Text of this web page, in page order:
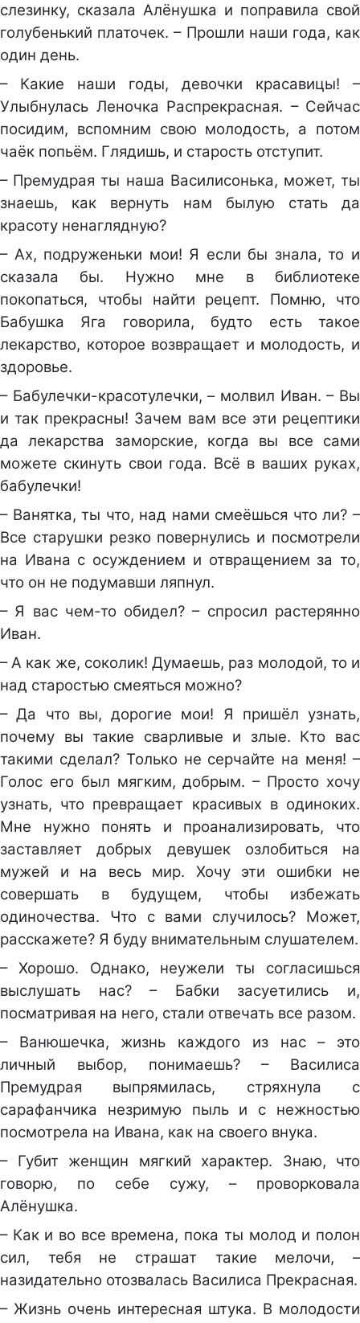
слезинку, сказала Алёнушка и поправила свой
голубенький платочек. – Прошли наши года, как
один день.
– Какие наши годы, девочки красавицы! –
Улыбнулась Леночка Распрекрасная. – Сейчас
посидим, вспомним свою молодость, а потом
чаёк попьём. Глядишь, и старость отступит.
– Премудрая ты наша Василисонька, может, ты
знаешь, как вернуть нам былую стать да
красоту ненаглядную?
– Ах, подруженьки мои! Я если бы знала, то и
сказала бы. Нужно мне в библиотеке
покопаться, чтобы найти рецепт. Помню, что
Бабушка Яга говорила, будто есть такое
лекарство, которое возвращает и молодость, и
здоровье.
– Бабулечки-красотулечки, – молвил Иван. – Вы
и так прекрасны! Зачем вам все эти рецептики
да лекарства заморские, когда вы все сами
можете скинуть свои года. Всё в ваших руках,
бабулечки!
– Ванятка, ты что, над нами смеёшься что ли? –
Все старушки резко повернулись и посмотрели
на Ивана с осуждением и отвращением за то,
что он не подумавши ляпнул.
– Я вас чем-то обидел? – спросил растерянно
Иван.
– А как же, соколик! Думаешь, раз молодой, то и
над старостью смеяться можно?
– Да что вы, дорогие мои! Я пришёл узнать,
почему вы такие сварливые и злые. Кто вас
такими сделал? Только не серчайте на меня! –
Голос его был мягким, добрым. – Просто хочу
узнать, что превращает красивых в одиноких.
Мне нужно понять и проанализировать, что
заставляет добрых девушек озлобиться на
мужей и на весь мир. Хочу эти ошибки не
совершать в будущем, чтобы избежать
одиночества. Что с вами случилось? Может,
расскажете? Я буду внимательным слушателем.
– Хорошо. Однако, неужели ты согласишься
выслушать нас? – Бабки засуетились и,
посматривая на него, стали отвечать все разом.
– Ванюшечка, жизнь каждого из нас – это
личный выбор, понимаешь? – Василиса
Премудрая выпрямилась, стряхнула с
сарафанчика незримую пыль и с нежностью
посмотрела на Ивана, как на своего внука.
– Губит женщин мягкий характер. Знаю, что
говорю, по себе сужу, – проворковала
Алёнушка.
– Как и во все времена, пока ты молод и полон
сил, тебя не страшат такие мелочи, –
назидательно отозвалась Василиса Прекрасная.
– Жизнь очень интересная штука. В молодости